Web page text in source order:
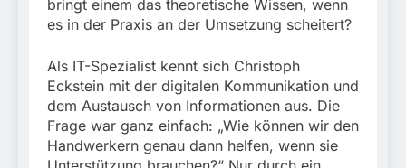
bringt einem das theoretische Wissen, wenn
es in der Praxis an der Umsetzung scheitert?
Als IT-Spezialist kennt sich Christoph
Eckstein mit der digitalen Kommunikation und
dem Austausch von Informationen aus. Die
Frage war ganz einfach: „Wie können wir den
Handwerkern genau dann helfen, wenn sie